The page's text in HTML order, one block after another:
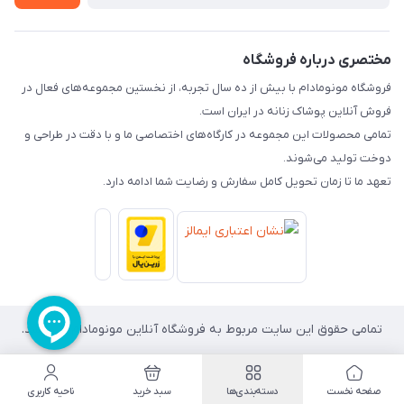
مختصری درباره فروشگاه
فروشگاه مونومادام با بیش از ده سال تجربه، از نخستین مجموعه‌های فعال در
فروش آنلاین پوشاک زنانه در ایران است.
تمامی محصولات این مجموعه در کارگاه‌های اختصاصی ما و با دقت در طراحی و
دوخت تولید می‌شوند.
تعهد ما تا زمان تحویل کامل سفارش و رضایت شما ادامه دارد.
تمامی حقوق این سایت مربوط به فروشگاه آنلاین مونومادام می باشد.
صفحه نخست دسته‌بندی‌ها سبد خرید ناحیه کاربری